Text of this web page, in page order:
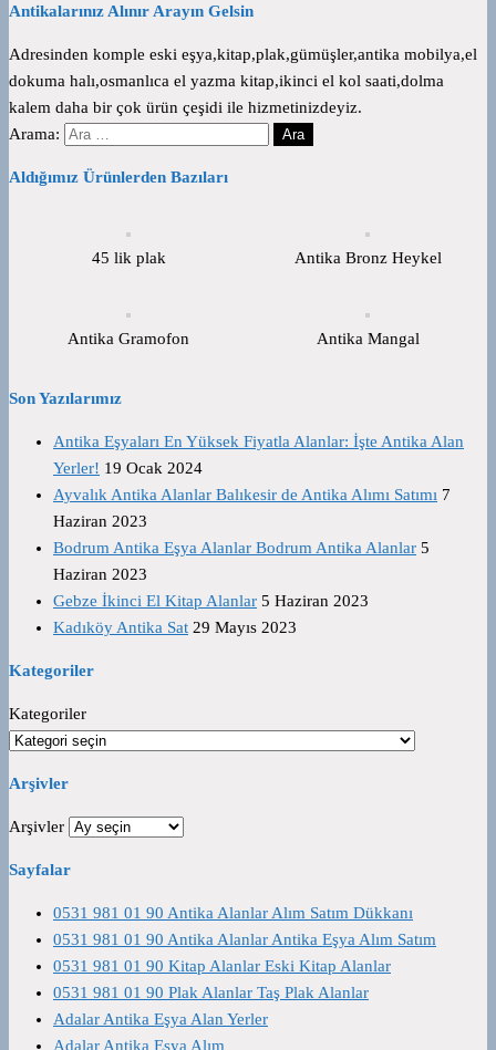
Antikalarınız Alınır Arayın Gelsin
Adresinden komple eski eşya,kitap,plak,gümüşler,antika mobilya,el
dokuma halı,osmanlıca el yazma kitap,ikinci el kol saati,dolma
kalem daha bir çok ürün çeşidi ile hizmetinizdeyiz.
Arama:
Aldığımız Ürünlerden Bazıları
45 lik plak Antika Bronz Heykel
Antika Gramofon Antika Mangal
Son Yazılarımız
Antika Eşyaları En Yüksek Fiyatla Alanlar: İşte Antika Alan
Yerler! 19 Ocak 2024
Ayvalık Antika Alanlar Balıkesir de Antika Alımı Satımı 7
Haziran 2023
Bodrum Antika Eşya Alanlar Bodrum Antika Alanlar 5
Haziran 2023
Gebze İkinci El Kitap Alanlar 5 Haziran 2023
Kadıköy Antika Sat 29 Mayıs 2023
Kategoriler
Kategoriler
Arşivler
Arşivler
Sayfalar
0531 981 01 90 Antika Alanlar Alım Satım Dükkanı
0531 981 01 90 Antika Alanlar Antika Eşya Alım Satım
0531 981 01 90 Kitap Alanlar Eski Kitap Alanlar
0531 981 01 90 Plak Alanlar Taş Plak Alanlar
Adalar Antika Eşya Alan Yerler
Adalar Antika Eşya Alım